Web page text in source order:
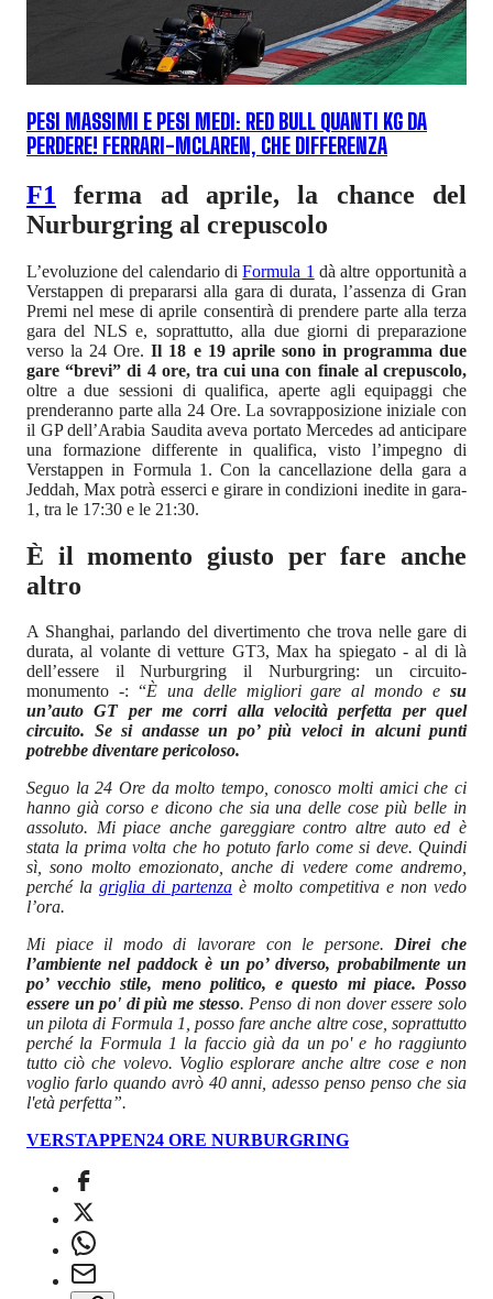
PESI MASSIMI E PESI MEDI: RED BULL QUANTI KG DA
PERDERE! FERRARI-MCLAREN, CHE DIFFERENZA
F1 ferma ad aprile, la chance del
Nurburgring al crepuscolo
L’evoluzione del calendario diFormula 1 dà altre opportunità a
Verstappen di prepararsi alla gara di durata, l’assenza di Gran
Premi nel mese di aprile consentirà di prendere parte alla terza
gara del NLS e, soprattutto, alla due giorni di preparazione
verso la 24 Ore.Il 18 e 19 aprile sono in programma due
gare “brevi” di 4 ore, tra cui una con finale al crepuscolo,
oltre a due sessioni di qualifica, aperte agli equipaggi che
prenderanno parte alla 24 Ore. La sovrapposizione iniziale con
il GP dell’Arabia Saudita aveva portato Mercedes ad anticipare
una formazione differente in qualifica, visto l’impegno di
Verstappen in Formula 1. Con la cancellazione della gara a
Jeddah, Max potrà esserci e girare in condizioni inedite in gara-
1, tra le 17:30 e le 21:30.
È il momento giusto per fare anche
altro
A Shanghai, parlando del divertimento che trova nelle gare di
durata, al volante di vetture GT3, Max ha spiegato - al di là
dell’essere il Nurburgring il Nurburgring: un circuito-
monumento -: “È una delle migliori gare al mondo esu
un’auto GT per me corri alla velocità perfetta per quel
circuito. Se si andasse un po’ più veloci in alcuni punti
potrebbe diventare pericoloso.
Seguo la 24 Ore da molto tempo, conosco molti amici che ci
hanno già corso e dicono che sia una delle cose più belle in
assoluto. Mi piace anche gareggiare contro altre auto ed è
stata la prima volta che ho potuto farlo come si deve. Quindi
sì, sono molto emozionato, anche di vedere come andremo,
perché la griglia di partenza è molto competitiva e non vedo
l’ora.
Mi piace il modo di lavorare con le persone. Direi che
l’ambiente nel paddock è un po’ diverso, probabilmente un
po’ vecchio stile, meno politico, e questo mi piace. Posso
essere un po' di più me stesso. Penso di non dover essere solo
un pilota di Formula 1, posso fare anche altre cose, soprattutto
perché la Formula 1 la faccio già da un po' e ho raggiunto
tutto ciò che volevo. Voglio esplorare anche altre cose e non
voglio farlo quando avrò 40 anni, adesso penso penso che sia
l'età perfetta”.
VERSTAPPEN24 ORE NURBURGRING